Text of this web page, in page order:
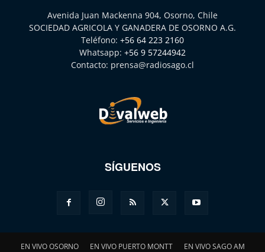
Avenida Juan Mackenna 904, Osorno, Chile
SOCIEDAD AGRICOLA Y GANADERA DE OSORNO A.G.
Teléfono: +56 64 223 2160
Whatsapp: +56 9 57244942
Contacto: prensa@radiosago.cl
SÍGUENOS
EN VIVO OSORNO EN VIVO PUERTO MONTT EN VIVO SAGO AM